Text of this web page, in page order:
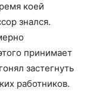
коей
знался.
принимает
застегнуть
работников.